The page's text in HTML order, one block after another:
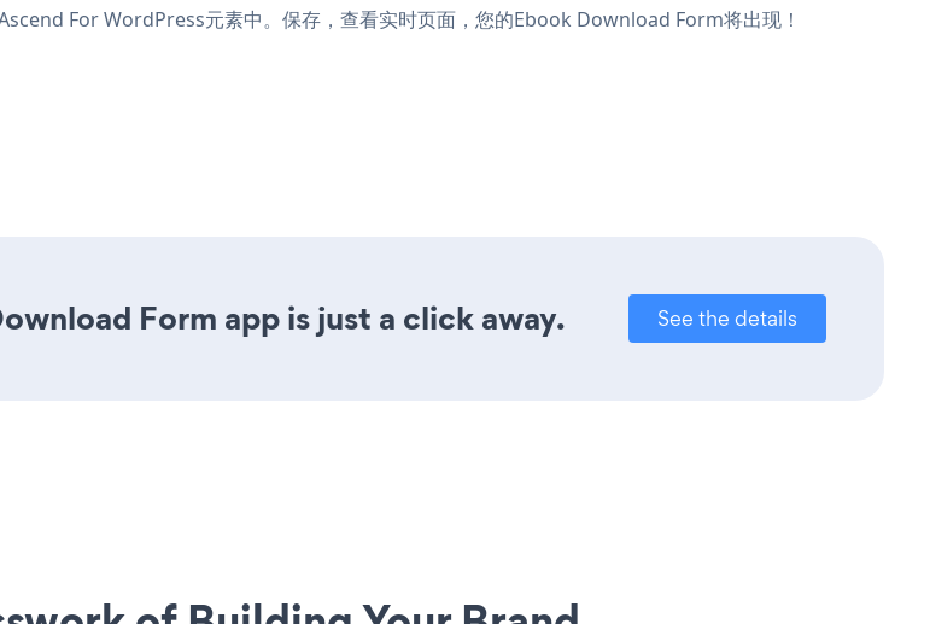
For WordPress元素中。保存，查看实时页面，您的Ebook Download Form将出现！
Form app is just a click away. See the details